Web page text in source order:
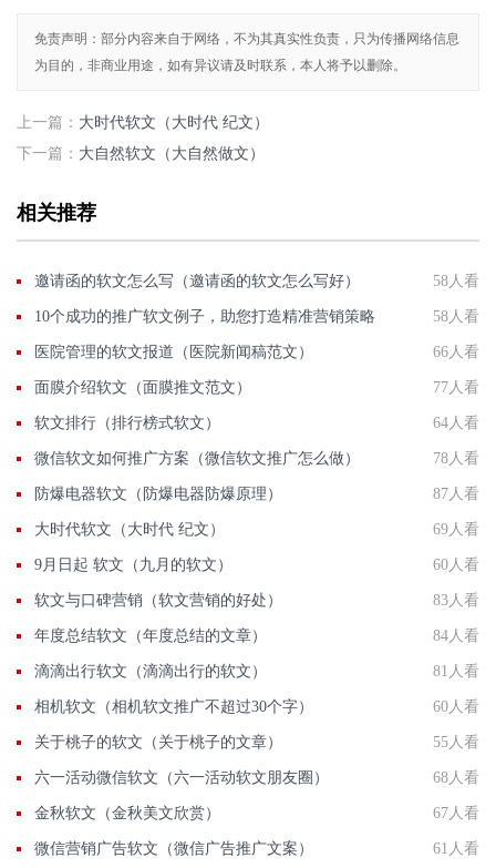
免责声明：部分内容来自于网络，不为其真实性负责，只为传播网络信息
为目的，非商业用途，如有异议请及时联系，本人将予以删除。
上一篇： 大时代软文（大时代 纪文）
下一篇： 大自然软文（大自然做文）
相关推荐
邀请函的软文怎么写（邀请函的软文怎么写好） 58人看
10个成功的推广软文例子，助您打造精准营销策略 58人看
医院管理的软文报道（医院新闻稿范文） 66人看
面膜介绍软文（面膜推文范文） 77人看
软文排行（排行榜式软文） 64人看
微信软文如何推广方案（微信软文推广怎么做） 78人看
防爆电器软文（防爆电器防爆原理） 87人看
大时代软文（大时代 纪文） 69人看
9月日起 软文（九月的软文） 60人看
软文与口碑营销（软文营销的好处） 83人看
年度总结软文（年度总结的文章） 84人看
滴滴出行软文（滴滴出行的软文） 81人看
相机软文（相机软文推广不超过30个字） 60人看
关于桃子的软文（关于桃子的文章） 55人看
六一活动微信软文（六一活动软文朋友圈） 68人看
金秋软文（金秋美文欣赏） 67人看
微信营销广告软文（微信广告推广文案） 61人看